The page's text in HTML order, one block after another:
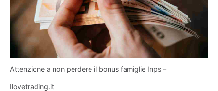
Attenzione a non perdere il bonus famiglie Inps –
Ilovetrading.it